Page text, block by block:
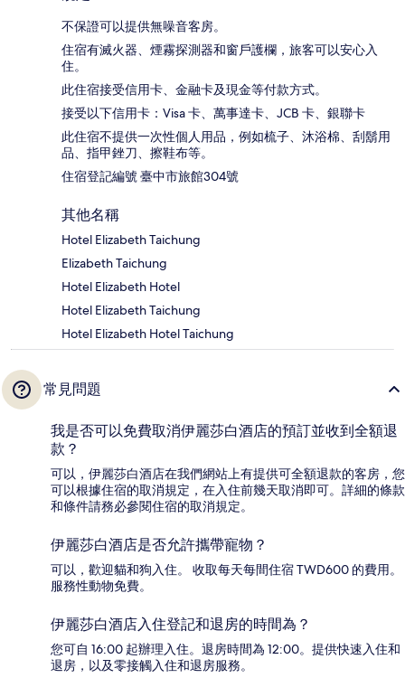
不保證可以提供無噪音客房。
住宿有滅火器、煙霧探測器和窗戶護欄，旅客可以安心入
住。
此住宿接受信用卡、金融卡及現金等付款方式。
接受以下信用卡：Visa 卡、萬事達卡、JCB 卡、銀聯卡
此住宿不提供一次性個人用品，例如梳子、沐浴棉、刮鬍用
品、指甲銼刀、擦鞋布等。
住宿登記編號 臺中市旅館304號
其他名稱
Hotel Elizabeth Taichung
Elizabeth Taichung
Hotel Elizabeth Hotel
Hotel Elizabeth Taichung
Hotel Elizabeth Hotel Taichung
常見問題
我是否可以免費取消伊麗莎白酒店的預訂並收到全額退
款？
可以，伊麗莎白酒店在我們網站上有提供可全額退款的客房，您
可以根據住宿的取消規定，在入住前幾天取消即可。詳細的條款
和條件請務必參閱住宿的取消規定。
伊麗莎白酒店是否允許攜帶寵物？
可以，歡迎貓和狗入住。 收取每天每間住宿 TWD600 的費用。
服務性動物免費。
伊麗莎白酒店入住登記和退房的時間為？
您可自 16:00 起辦理入住。退房時間為 12:00。提供快速入住和
退房，以及零接觸入住和退房服務。